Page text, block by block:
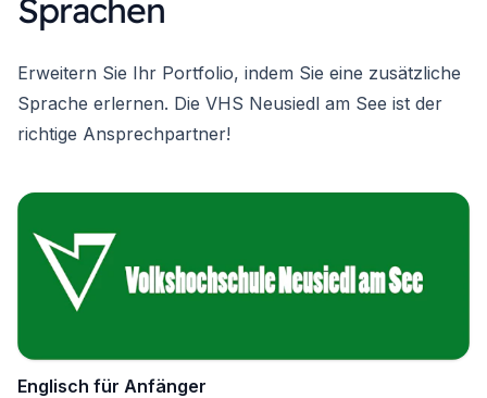
Sprachen
Erweitern Sie Ihr Portfolio, indem Sie eine zusätzliche
Sprache erlernen. Die VHS Neusiedl am See ist der
richtige Ansprechpartner!
Englisch für Anfänger